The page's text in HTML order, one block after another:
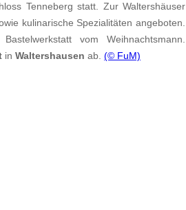
Tenneberg statt. Zur Waltershäuser
kulinarische Spezialitäten angeboten.
vom Weihnachtsmann.
in Waltershausen ab. (© FuM)